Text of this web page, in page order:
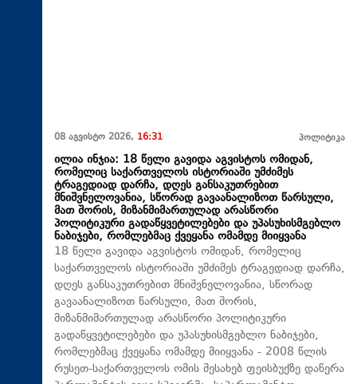
08 აგვისტო 2026, 16:31 პოლიტიკა
ილია ინჯია: 18 წელი გავიდა აგვისტოს ომიდან,
რომელიც საქართველოს ისტორიაში უმძიმეს
ტრაგედიად დარჩა, დღეს განსაკუთრებით
მნიშვნელოვანია, სწორად გავაანალიზოთ წარსული,
მათ შორის, მიზანმიმართულად არასწორი
პოლიტიკური გადაწყვეტილებები და უპასუხისმგებლო
ნაბიჯები, რომლებმაც ქვეყანა ომამდე მიიყვანა
18 წელი გავიდა აგვისტოს ომიდან, რომელიც
საქართველოს ისტორიაში უმძიმეს ტრაგედიად დარჩა,
დღეს განსაკუთრებით მნიშვნელოვანია, სწორად
გავაანალიზოთ წარსული, მათ შორის,
მიზანმიმართულად არასწორი პოლიტიკური
გადაწყვეტილებები და უპასუხისმგებლო ნაბიჯები,
რომლებმაც ქვეყანა ომამდე მიიყვანა - 2008 წლის
რუსეთ-საქართველოს ომის შესახებ ფეისბუქზე დაწერა